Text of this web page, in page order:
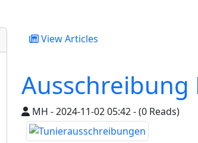
View Articles
Ausschreibung
MH - 2024-11-02 05:42 - (0 Reads)